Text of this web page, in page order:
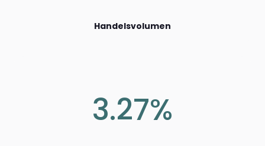
Handelsvolumen
3.27%